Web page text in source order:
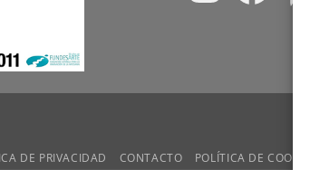
DE PRIVACIDAD CONTACTO POLÍTICA DE COOKIES